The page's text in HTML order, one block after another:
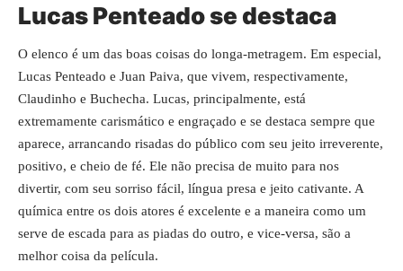
Lucas Penteado se destaca
O elenco é um das boas coisas do longa-metragem. Em especial,
Lucas Penteado e Juan Paiva, que vivem, respectivamente,
Claudinho e Buchecha. Lucas, principalmente, está
extremamente carismático e engraçado e se destaca sempre que
aparece, arrancando risadas do público com seu jeito irreverente,
positivo, e cheio de fé. Ele não precisa de muito para nos
divertir, com seu sorriso fácil, língua presa e jeito cativante. A
química entre os dois atores é excelente e a maneira como um
serve de escada para as piadas do outro, e vice-versa, são a
melhor coisa da película.